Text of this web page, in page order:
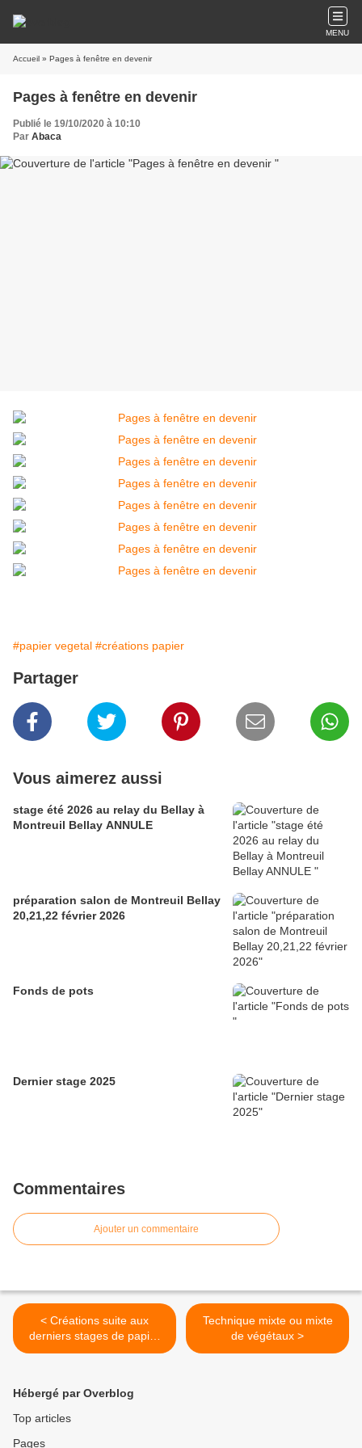
MENU
Accueil » Pages à fenêtre en devenir
Pages à fenêtre en devenir
Publié le 19/10/2020 à 10:10
Par Abaca
#papier vegetal #créations papier
Partager
Vous aimerez aussi
stage été 2026 au relay du Bellay à
Montreuil Bellay ANNULE
préparation salon de Montreuil Bellay
20,21,22 février 2026
Fonds de pots
Dernier stage 2025
Commentaires
Ajouter un commentaire
< Créations suite aux
derniers stages de papier
végétal
Technique mixte ou mixte
de végétaux >
Hébergé par Overblog
Top articles
Pages